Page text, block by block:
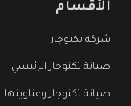
الأقسام
شركة تكنوجاز
صيانة تكنوجاز الرئيسي
صيانة تكنوجاز وعناوينها